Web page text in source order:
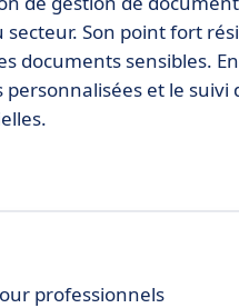
Son point fort
documents sensibles.
et le
professionnels